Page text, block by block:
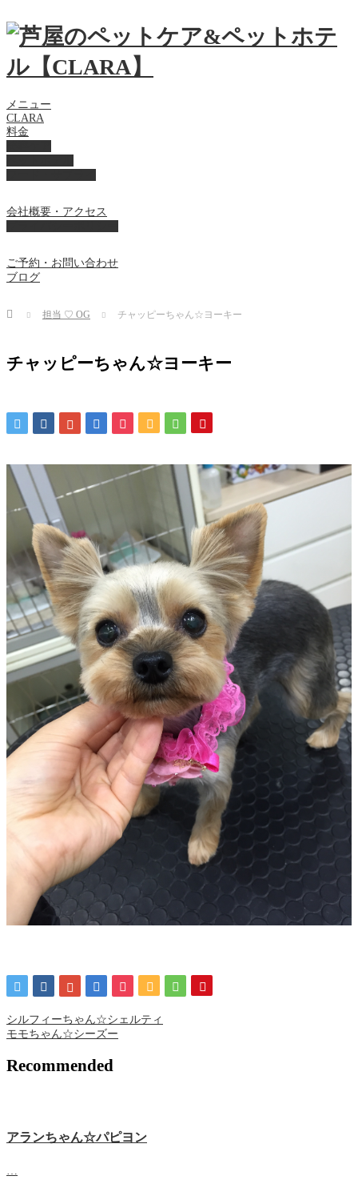
メニュー
CLARA
料金
会社概要・アクセス
ご予約・お問い合わせ
ブログ
Home 担当 ♡ OG チャッピーちゃん☆ヨーキー
チャッピーちゃん☆ヨーキー
シルフィーちゃん☆シェルティ
モモちゃん☆シーズー
Recommended
アランちゃん☆パピヨン